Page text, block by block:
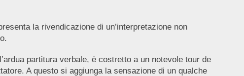
la rivendicazione di un’interpretazione non
partitura verbale, è costretto a un notevole tour de
A questo si aggiunga la sensazione di un qualche